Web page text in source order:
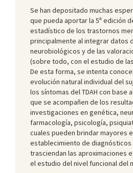
Se han depositado muchas
que pueda aportar la 5ª edición
estadístico de los trastornos
principalmente al integrar datos
neurobiológicos y de las
(sobre todo, con el estudio de
De esta forma, se intenta
evolución natural individual del
los síntomas del TDAH con
que se acompañen de los
investigaciones en genética,
farmacología, psicología,
cuales pueden brindar mayores
establecimiento de diagnósticos
trasciendan las aproximaciones
el estudio del nivel funcional del